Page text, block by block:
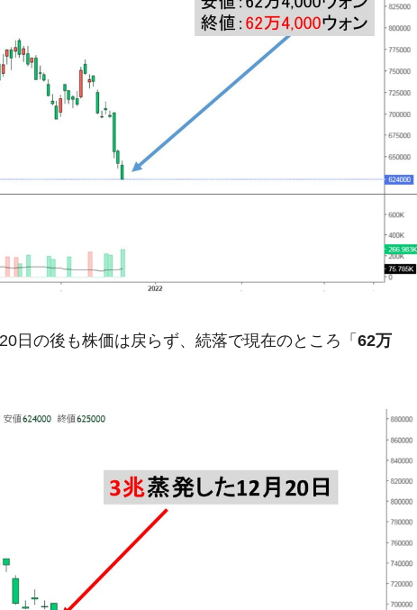
で他業種は全般的「不調」⇒ PSIが示す現況は決して良くない。
クーパン』1人当たり賠償10万ウォンを認定 ⇒ 総額3兆7,000億
「KDDX」1番艦、2032年竣工と公示
の協調に韓国がいっちょがみしたのでは。
廃 ⇒ 実は韓国で『BYD』車は売れている。6カ月で対前年同期比
さっそく空港に詰めかけ「出て行け！」「極右勢力」のプラカー
清算はほぼ終わった」
兆蒸発。
ゲットにぶん殴る法案」提出！⇒ クーパン問題は合衆国企業に対
暴落に他人事のような発言。
年2Qの業績「史上最高益」当期純利益は前年同期比13.4倍に。
日の後も株価は戻らず、続落で現在のところ「 62万